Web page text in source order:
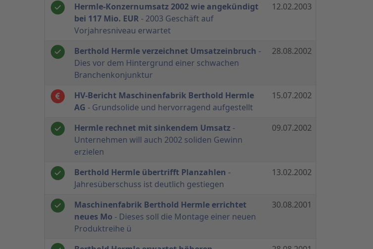
Hermle-Konzernumsatz 2002 wie angekündigt
bei 117 Mio. EUR - 2003 Geschäft auf
Vorjahresniveau erwartet
12.02.2003
Berthold Hermle verzeichnet Umsatzeinbruch -
Dies vor dem Hintergrund einer schwachen
Branchenkonjunktur
28.08.2002
HV-Bericht Maschinenfabrik Berthold Hermle
AG - Grundsolide und hervorragend aufgestellt
15.07.2002
Hermle rechnet mit sinkendem Umsatz -
Unternehmen will auch 2002 soliden Gewinn
erzielen
09.07.2002
Berthold Hermle übertrifft Planzahlen -
Jahresüberschuss ist deutlich gestiegen
13.02.2002
Maschinenfabrik Berthold Hermle errichtet
neues Mo - Dieses soll die Montage einer neuen
Produktreihe ü
30.08.2001